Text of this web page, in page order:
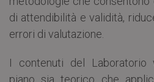
di attendibilità e validità,
errori di valutazione.
I contenuti del Laboratorio
piano sia teorico che